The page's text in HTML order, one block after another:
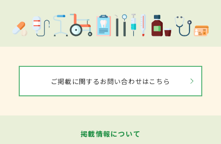
ご掲載に関するお問い合わせはこちら
掲載情報について